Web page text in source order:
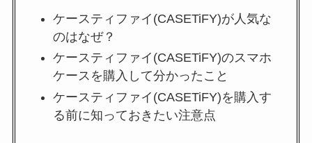
ケースティファイ(CASETiFY)が人気な
のはなぜ？
ケースティファイ(CASETiFY)のスマホ
ケースを購入して分かったこと
ケースティファイ(CASETiFY)を購入す
る前に知っておきたい注意点